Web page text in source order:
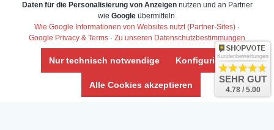
Daten­schutz­erklärung
Widerrufs­recht /Widerrufs­formular
AGB & Info
Impressum
Umwelt und Entsorgung
Vertrag widerrufen
Daten für die Personalisierung von Anzeigennutzen und an Partner
wie Googleübermitteln.
Wie Google Informationen von Websites nutzt (Partner-Sites) ·
Google Privacy & Terms · Zu unseren Datenschutzbestimmungen
Nur technisch notwendige Konfigurieren
Alle Cookies akzeptieren
Kundenbewertungen
SEHR GUT
4.78 / 5.00